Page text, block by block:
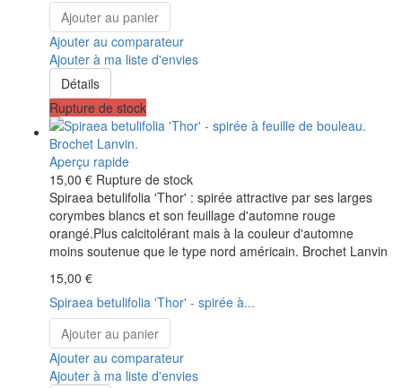
Ajouter au panier
Ajouter au comparateur
Ajouter à ma liste d'envies
Détails
Rupture de stock
Aperçu rapide
15,00 € Rupture de stock
Spiraea betulifolia 'Thor' : spirée attractive par ses larges
corymbes blancs et son feuillage d'automne rouge
orangé.Plus calcitolérant mais à la couleur d'automne
moins soutenue que le type nord américain. Brochet Lanvin
15,00 €
Spiraea betulifolia 'Thor' - spirée à...
Ajouter au panier
Ajouter au comparateur
Ajouter à ma liste d'envies